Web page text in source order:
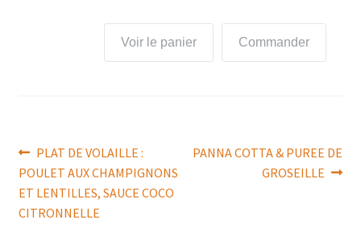
Commander
Voir le panier
Navigation
de
l’article
Article
précédent :
PLAT DE VOLAILLE :
POULET AUX CHAMPIGNONS
ET LENTILLES, SAUCE COCO
CITRONNELLE
Article
PANNA COTTA & PUREE DE
GROSEILLE